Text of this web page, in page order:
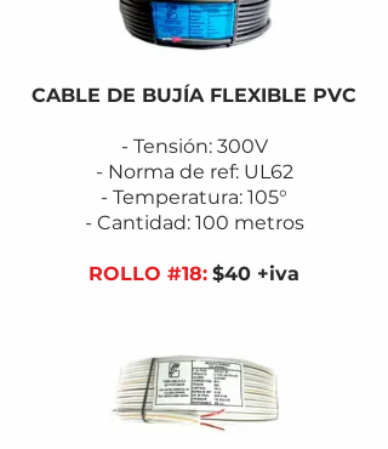
CABLE DE BUJÍA FLEXIBLE PVC
- Tensión: 300V
- Norma de ref: UL62
- Temperatura: 105°
- Cantidad: 100 metros
ROLLO #18: $40 +iva